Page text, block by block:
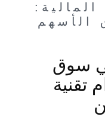
الأسهم
سوق
تقنية